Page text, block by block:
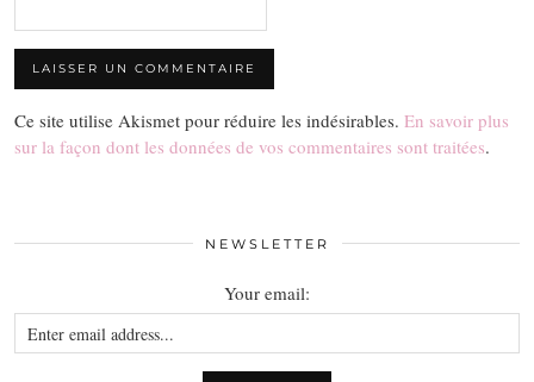
Ce site utilise Akismet pour réduire les indésirables. En savoir plus
sur la façon dont les données de vos commentaires sont traitées.
NEWSLETTER
Your email: